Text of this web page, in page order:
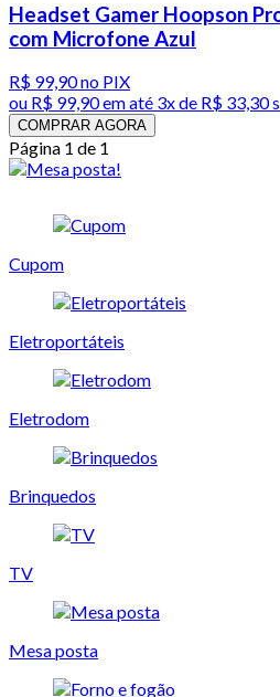
Headset Gamer Hoopson
com Microfone Azul
R$ 99,90no PIX
ou R$ 99,90em até 3x de R$ 33,30
COMPRAR AGORA
Página 1 de 1
Cupom
Eletroportáteis
Eletrodom
Brinquedos
TV
Mesa posta